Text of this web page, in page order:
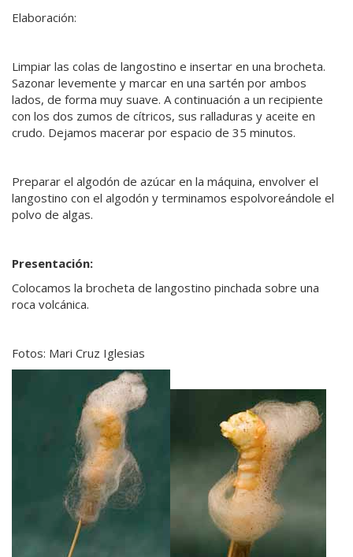
Elaboración:
Limpiar las colas de langostino e insertar en una brocheta.
Sazonar levemente y marcar en una sartén por ambos
lados, de forma muy suave. A continuación a un recipiente
con los dos zumos de cítricos, sus ralladuras y aceite en
crudo. Dejamos macerar por espacio de 35 minutos.
Preparar el algodón de azúcar en la máquina, envolver el
langostino con el algodón y terminamos espolvoreándole el
polvo de algas.
Presentación:
Colocamos la brocheta de langostino pinchada sobre una
roca volcánica.
Fotos: Mari Cruz Iglesias